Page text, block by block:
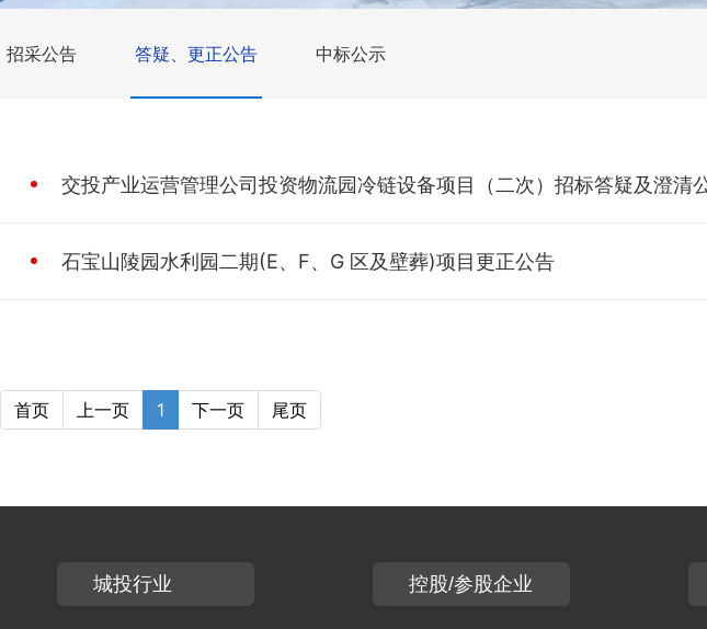
招采公告 答疑、更正公告 中标公示
交投产业运营管理公司投资物流园冷链设备项目（二次）招标答疑及澄清
石宝山陵园水利园二期(E、F、G 区及壁葬)项目更正公告
首页 上一页 1 下一页 尾页